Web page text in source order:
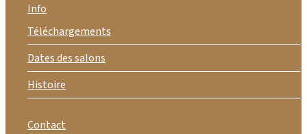
Info
Téléchargements
Dates des salons
Histoire
Contact